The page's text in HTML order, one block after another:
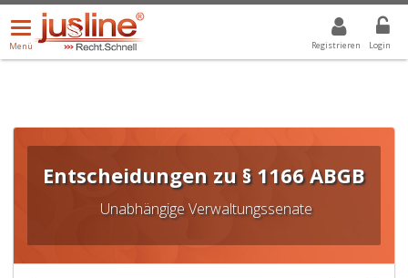
Registrieren Login
Menü
öffnen/schließen
Menü
ALLE DROPDOWN: GEWÄHLTER WERT IST ALLE
Entscheidungen zu § 1166 ABGB
Unabhängige Verwaltungssenate